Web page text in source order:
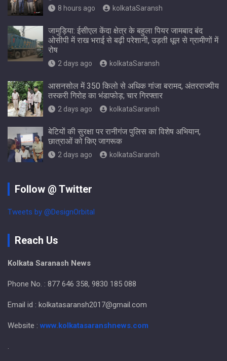
8 hours ago kolkataSaransh
जामुड़िया: ईसीएल केंदा क्षेत्र के बहुला पियर जामबाद बंद
ओसीपी में राख भराई से बढ़ी परेशानी, उड़ती धूल से ग्रामीणों में
रोष
2 days ago kolkataSaransh
आसनसोल में 350 किलो से अधिक गांजा बरामद, अंतरराज्यीय
तस्करी गिरोह का भंडाफोड़; चार गिरफ्तार
2 days ago kolkataSaransh
बेटियों की सुरक्षा पर रानीगंज पुलिस का विशेष अभियान,
छात्राओं को किए जागरूक
2 days ago kolkataSaransh
Follow @ Twitter
Tweets by @DesignOrbital
Reach Us
Kolkata Saranash News
Phone No. : 877 646 358, 9830 185 088
Email id : kolkatasaransh2017@gmail.com
Website : www.kolkatasaranshnews.com
.